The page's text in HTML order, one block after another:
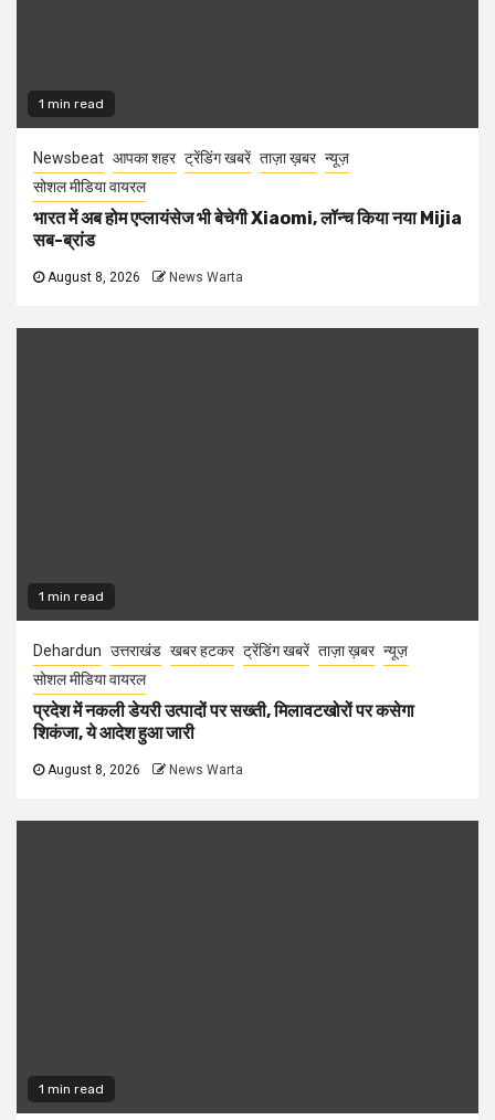
1 min read
Newsbeat आपका शहर ट्रेंडिंग खबरें ताज़ा ख़बर न्यूज़
सोशल मीडिया वायरल
भारत में अब होम एप्लायंसेज भी बेचेगी Xiaomi, लॉन्च किया नया Mijia
सब-ब्रांड
August 8, 2026 News Warta
1 min read
Dehardun उत्तराखंड खबर हटकर ट्रेंडिंग खबरें ताज़ा ख़बर न्यूज़
सोशल मीडिया वायरल
प्रदेश में नकली डेयरी उत्पादों पर सख्ती, मिलावटखोरों पर कसेगा
शिकंजा, ये आदेश हुआ जारी
August 8, 2026 News Warta
1 min read